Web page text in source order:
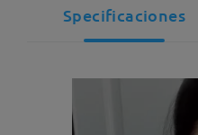
Specificaciones